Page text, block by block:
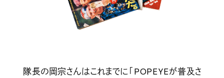
隊長の岡宗さんはこれまでに「POPEYEが普及さ